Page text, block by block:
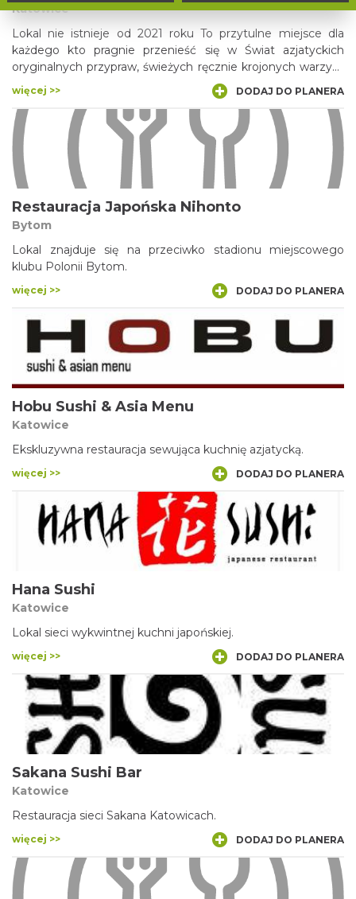
Katowice
Lokal nie istnieje od 2021 roku To przytulne miejsce dla
każdego kto pragnie przenieść się w Świat azjatyckich
oryginalnych przypraw, świeżych ręcznie krojonych warzyw,
wysokiej jakości produktów.
więcej >> DODAJ DO PLANERA
Restauracja Japońska Nihonto
Bytom
Lokal znajduje się na przeciwko stadionu miejscowego
klubu Polonii Bytom.
więcej >> DODAJ DO PLANERA
Hobu Sushi & Asia Menu
Katowice
Ekskluzywna restauracja sewująca kuchnię azjatycką.
więcej >> DODAJ DO PLANERA
Hana Sushi
Katowice
Lokal sieci wykwintnej kuchni japońskiej.
więcej >> DODAJ DO PLANERA
Sakana Sushi Bar
Katowice
Restauracja sieci Sakana Katowicach.
więcej >> DODAJ DO PLANERA